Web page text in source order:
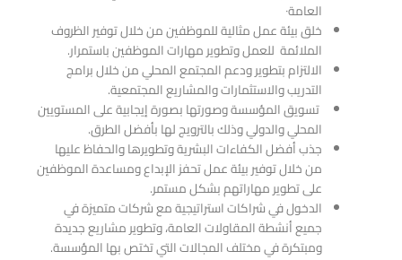
العامة٠‏
‏خلق بيئة عمل مثالية للموظفين من خلال توفير الظروف
الملائمة للعمل وتطوير مهارات الموظفين باستمرار.
‎الالتزام بتطوير ودعم المجتمع المحلي من خلال برامج
التدريب والاستثمارات والمشاريع المجتمعية.
‎ ‏تسويق المؤسسة وصورتها بصورة إيجابية على المستويين
المحلي‎ والدولي وذلك بالترويج لها بأفضل الطرق.
‎جذب أفضل الكفاءات البشرية وتطويرها والحفاظ عليها
من خلال توفير بيئة عمل تحفز الإبداع ومساعدة الموظفين
على تطوير مهاراتهم بشكل مستمر.
‎الدخول في شراكات استراتيجية مع شركات متميزة في
جميع أنشطة المقاولات العامة، وتطوير مشاريع جديدة
ومبتكرة في مختلف المجالات التي تختص بها المؤسسة.